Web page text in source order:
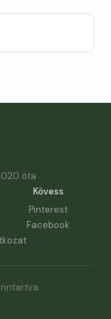
óta
Kövess
Pinterest
Facebook